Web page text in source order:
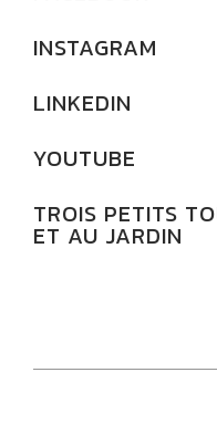
INSTAGRAM
LINKEDIN
YOUTUBE
TROIS PETITS
ET AU JARDIN